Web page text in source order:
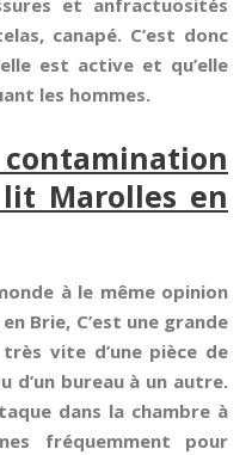
et anfractuosités
canapé. C’est donc
est active et qu’elle
les hommes.
Marolles en
à le même opinion
Brie, C’est une grande
vite d’une pièce de
d’un bureau à un autre.
dans la chambre à
fréquemment pour